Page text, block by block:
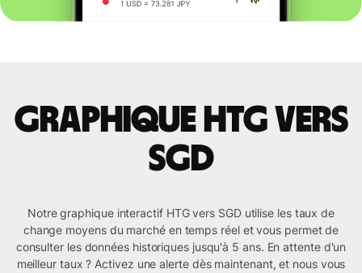
Graphique HTG vers
SGD
Notre graphique interactif HTG vers SGD utilise les taux de
change moyens du marché en temps réel et vous permet de
consulter les données historiques jusqu'à 5 ans. En attente d'un
meilleur taux ? Activez une alerte dès maintenant, et nous vous